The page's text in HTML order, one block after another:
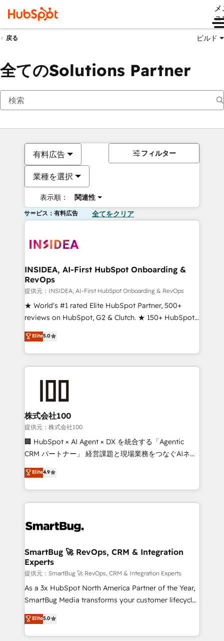
ュ
戻る ビルド
全てのSolutions Partner
有料広告
業種を選択
表示順： 関連性
フィルター
サービス：有料広告 全てをクリア
INSIDEA, AI-First HubSpot Onboarding &
RevOps
提供元：INSIDEA, AI-First HubSpot Onboarding & RevOps
★ World's #1 rated Elite HubSpot Partner, 500+
reviews on HubSpot, G2 & Clutch. ★ 150+ HubSpot
Certified Experts & Trainers across the team ★
1,500+ implementations across five continents ★ AI-
First, RevOps-led, Onboarding obsessed ★
Company of the Year 2024/25 INSIDEA helps
and build AI-powered workflows that drive adoption
from week one, in your time zone. What we do ➤
Onboarding: Live in weeks, with workflows built
around your business, not a template. ➤ Migration:
Move from any legacy CRM. Zero downtime, full data
run your revenue process. Sales, marketing, and
service wired together. ➤ AI and Integrations: Layer
tune-ups, feature rollouts, adoption coaching. Buying
HubSpot, switching to it, or reviving a stale portal?
We are built for the work.
Elite5.0
株式会社100
提供元：株式会社100
🏢 HubSpot × AI Agent × DX を統合する「Agentic
CRM パートナー」 経営課題と現場業務をつなぐAIネイ
ティブ・エージェンシーとして、HubSpot Eliteの実装
力で顧客フロント業務を再設計します。 💡 100inc は何
をする会社か？ HubSpotを共通基盤に、AIエージェン
トを組み込んだ顧客フロント業務（マーケティング・営
ィブ・エージェンシーです。事業部・グループ会社・部
を、CRMを軸とした全社共通基盤に再構築します。意
思決定者・PMO・現場担当者に並走します。 1️⃣
HubSpot導入・活用支援 顧客データの一元化から、
GTMの見える化・自動化まで。全Hub統合運用、デー
タ品質設計、グループ横断のCRM統合に対応します。
の一部をAIが自律実行する組織への移行を設計・実装。
Breeze・Claude等をHubSpotと連携させ、役割定義・
Elite4.9
SmartBug 🚀 RevOps, CRM & Integration
Experts
提供元：SmartBug 🚀 RevOps, CRM & Integration Experts
As a 3x HubSpot North America Partner of the Year,
SmartBug Media transforms your customer lifecycle
into a revenue engine. Our unified ecosystem
includes specialized divisions Globalia (AI &
Software) and Point Success Media (Paid Media),
Elite5.0